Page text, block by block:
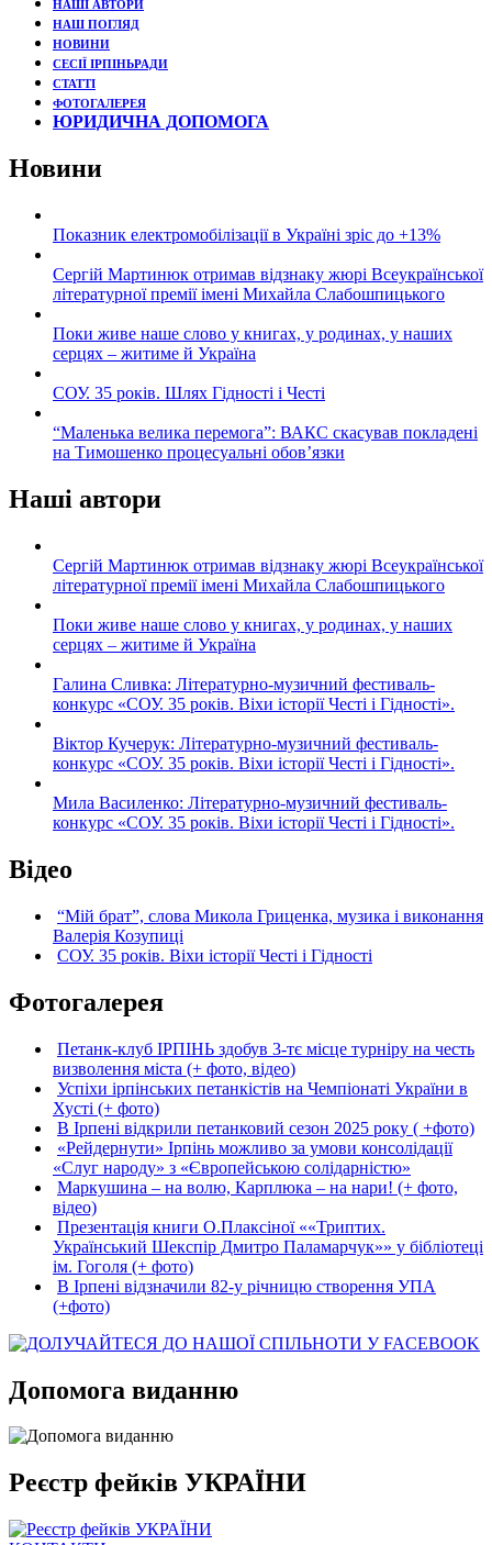
НАШІ АВТОРИ
НАШ ПОГЛЯД
НОВИНИ
СЕСІЇ ІРПІНЬРАДИ
СТАТТІ
ФОТОГАЛЕРЕЯ
ЮРИДИЧНА ДОПОМОГА
Новини
Показник електромобілізації в Україні зріс до +13%
Сергій Мартинюк отримав відзнаку жюрі Всеукраїнської
літературної премії імені Михайла Слабошпицького
Поки живе наше слово у книгах, у родинах, у наших
серцях – житиме й Україна
СОУ. 35 років. Шлях Гідності і Честі
“Маленька велика перемога”: ВАКС скасував покладені
на Тимошенко процесуальні обов’язки
Наші автори
Сергій Мартинюк отримав відзнаку жюрі Всеукраїнської
літературної премії імені Михайла Слабошпицького
Поки живе наше слово у книгах, у родинах, у наших
серцях – житиме й Україна
Галина Сливка: Літературно-музичний фестиваль-
конкурс «СОУ. 35 років. Віхи історії Честі і Гідності».
Віктор Кучерук: Літературно-музичний фестиваль-
конкурс «СОУ. 35 років. Віхи історії Честі і Гідності».
Мила Василенко: Літературно-музичний фестиваль-
конкурс «СОУ. 35 років. Віхи історії Честі і Гідності».
Відео
“Мій брат”, слова Микола Гриценка, музика і виконання
Валерія Козупиці
СОУ. 35 років. Віхи історії Честі і Гідності
Фотогалерея
Петанк-клуб ІРПІНЬ здобув 3-тє місце турніру на честь
визволення міста (+ фото, відео)
Успіхи ірпінських петанкістів на Чемпіонаті України в
Хусті (+ фото)
В Ірпені відкрили петанковий сезон 2025 року ( +фото)
«Рейдернути» Ірпінь можливо за умови консолідації
«Слуг народу» з «Європейською солідарністю»
Маркушина – на волю, Карплюка – на нари! (+ фото,
відео)
Презентація книги О.Плаксіної ««Триптих.
Український Шекспір Дмитро Паламарчук»» у бібліотеці
ім. Гоголя (+ фото)
В Ірпені відзначили 82-у річницю створення УПА
(+фото)
Допомога виданню
Реєстр фейків УКРАЇНИ